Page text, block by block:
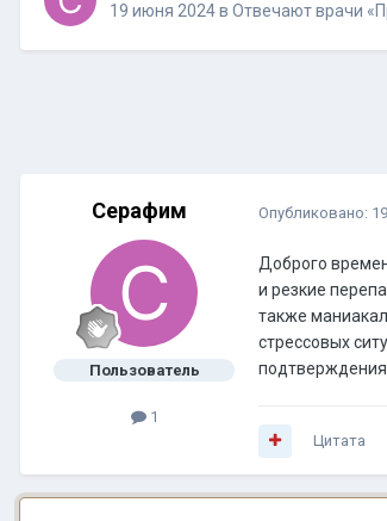
19 июня 2024в Отвечают врачи
Серафим
Пользователь
1
Опубликовано:
Доброго
и резкие
также
стрессовых
подтверждения
Цитата